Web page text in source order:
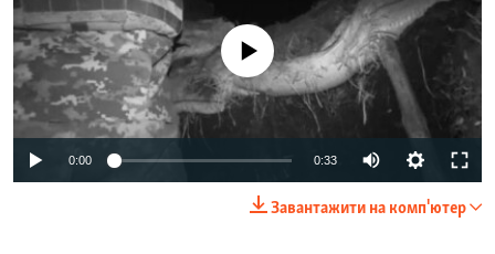
No media source currently available
0:00 0:33
Завантажити на комп'ютер